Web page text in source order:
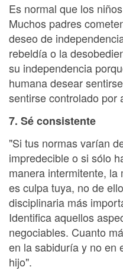
Es normal que los
Muchos padres
deseo de
rebeldía o la
su independencia
humana desear
sentirse controlado por
7. Sé consistente
"Si tus normas varían
impredecible o si sólo
manera intermitente,
es culpa tuya, no de
disciplinaria más
Identifica aquellos
negociables. Cuanto
en la sabiduría y no en
hijo".